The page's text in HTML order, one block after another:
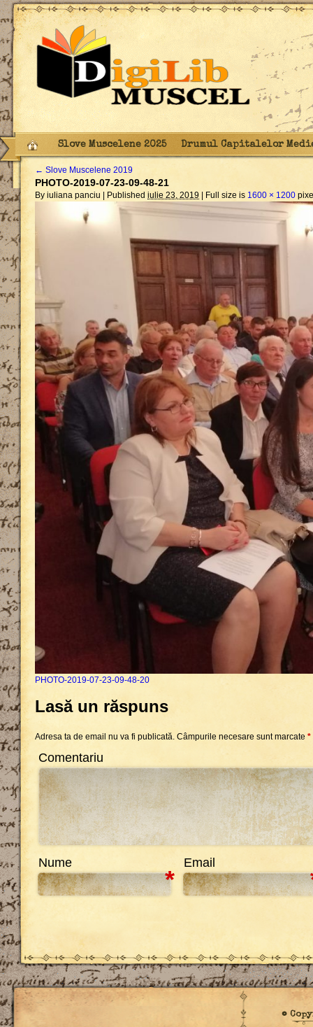
Slove Muscelene 2025 Drumul Capitalelor
← Slove Muscelene 2019
PHOTO-2019-07-23-09-48-21
By iuliana panciu | Published iulie 23, 2019 Full size is 1600 × 1200
PHOTO-2019-07-23-09-48-20
Lasă un răspuns
Adresa ta de email nu va fi publicată. Câmpurile necesare sunt marcate *
Comentariu
Nume
*
Email
©